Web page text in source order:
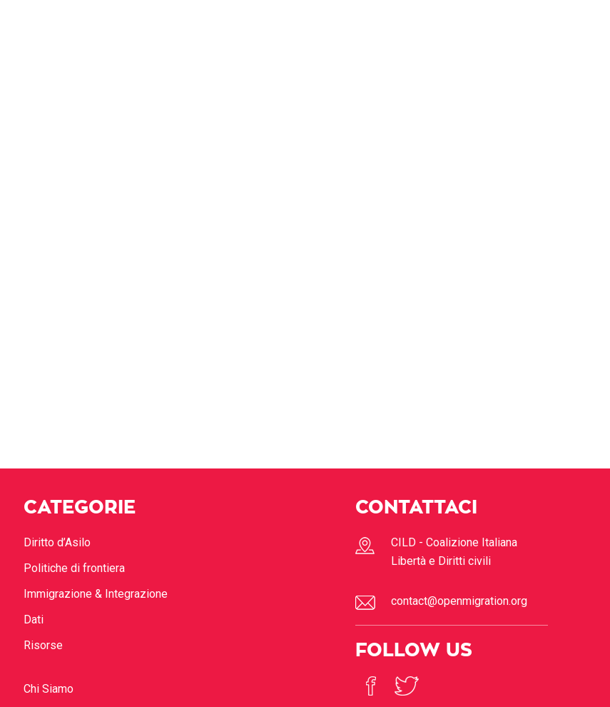
CATEGORIE
Diritto d’Asilo
Politiche di frontiera
Immigrazione & Integrazione
Dati
Risorse
Chi Siamo
CONTATTACI
CILD - Coalizione Italiana
Libertà e Diritti civili
contact@openmigration.org
FOLLOW US